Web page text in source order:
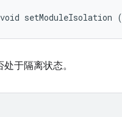
setModuleIsolation (
于隔离状态。